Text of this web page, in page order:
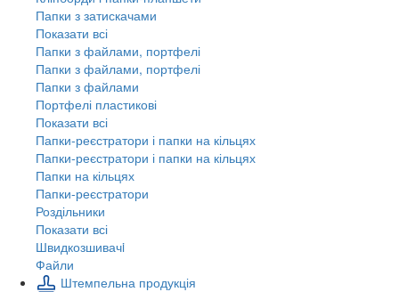
Папки з затискачами
Показати всі
Папки з файлами, портфелі
Папки з файлами, портфелі
Папки з файлами
Портфелі пластикові
Показати всі
Папки-реєстратори і папки на кільцях
Папки-реєстратори і папки на кільцях
Папки на кільцях
Папки-реєстратори
Роздільники
Показати всі
Швидкозшивачi
Файли
Штемпельна продукція